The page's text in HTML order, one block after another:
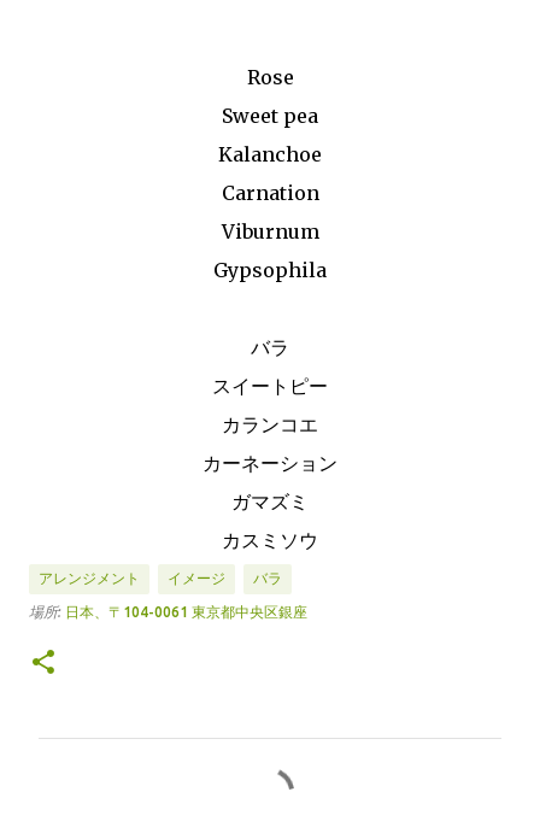
Rose
Sweet pea
Kalanchoe
Carnation
Viburnum
Gypsophila
バラ
スイートピー
カランコエ
カーネーション
ガマズミ
カスミソウ
アレンジメント イメージ バラ
場所: 日本、〒104-0061 東京都中央区銀座